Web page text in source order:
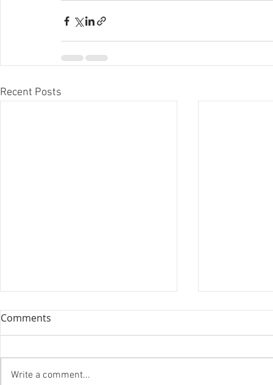
Recent Posts
Comments
Write a comment...